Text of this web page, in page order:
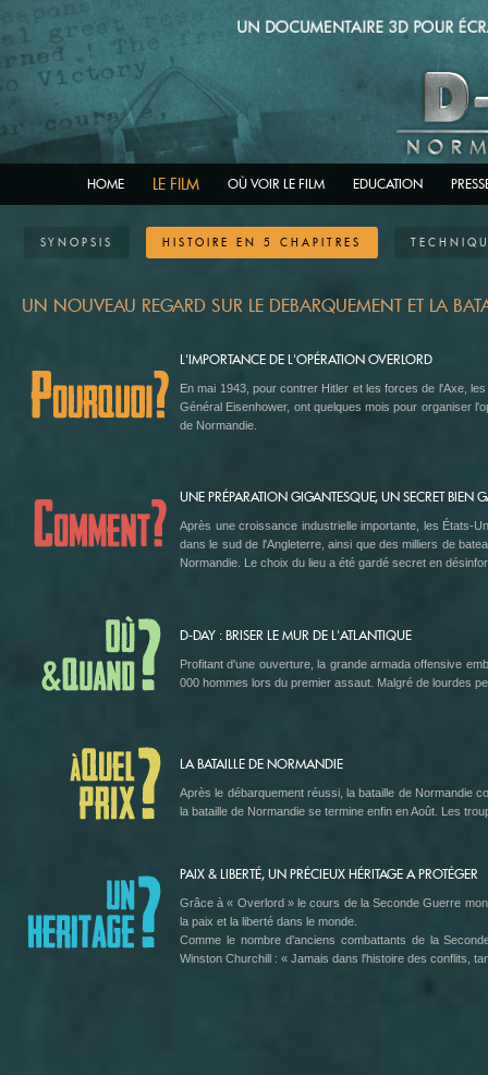
HOME LE FILM OÙ VOIR LE FILM EDUCATION
SYNOPSIS HISTOIRE EN 5 CHAPITRES
UN NOUVEAU REGARD SUR LE DEBARQUEMENT ET LA
L'IMPORTANCE DE L'OPÉRATION OVERLORD
En mai 1943, pour contrer Hitler et les forces de l'Axe,
Général Eisenhower, ont quelques mois pour organiser
de Normandie.
UNE PRÉPARATION GIGANTESQUE, UN SECRET BIEN
Après une croissance industrielle importante, les États-
dans le sud de l'Angleterre, ainsi que des milliers de
Normandie. Le choix du lieu a été gardé secret en
D-DAY : BRISER LE MUR DE L'ATLANTIQUE
Profitant d'une ouverture, la grande armada offensive
000 hommes lors du premier assaut. Malgré de lourdes
LA BATAILLE DE NORMANDIE
Après le débarquement réussi, la bataille de Normandie
la bataille de Normandie se termine enfin en Août. Les
PAIX & LIBERTÉ, UN PRÉCIEUX HÉRITAGE A PROTÉGER
Grâce à « Overlord » le cours de la Seconde Guerre
la paix et la liberté dans le monde.
Comme le nombre d'anciens combattants de la
Winston Churchill : « Jamais dans l'histoire des conflits,